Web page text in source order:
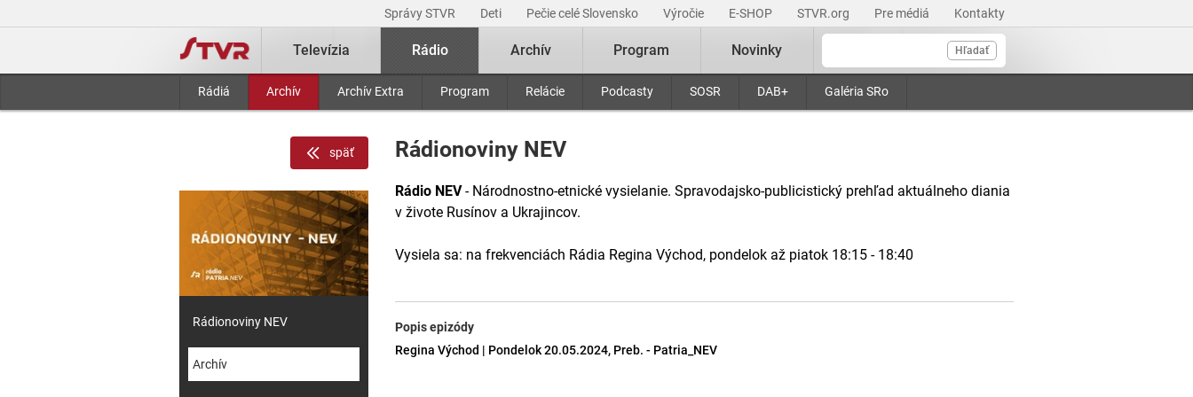
Správy STVR Deti Pečie celé Slovensko Výročie E-SHOP STVR.org Pre médiá Kontakty
Hľadať
Televízia Rádio
Rádiá Archív Archív Extra Program Relácie Podcasty SOSR DAB+ Galéria SRo
Archív Program Novinky
Rádionoviny NEV
Rádio NEV- Národnostno-etnické vysielanie. Spravodajsko-publicistický prehľad aktuálneho diania
v živote Rusínov a Ukrajincov.
Vysiela sa: na frekvenciách Rádia Regina Východ, pondelok až piatok 18:15 - 18:40
Popis epizódy
Regina Východ | Pondelok 20.05.2024, Preb. - Patria_NEV
späť
Rádionoviny NEV
Archív